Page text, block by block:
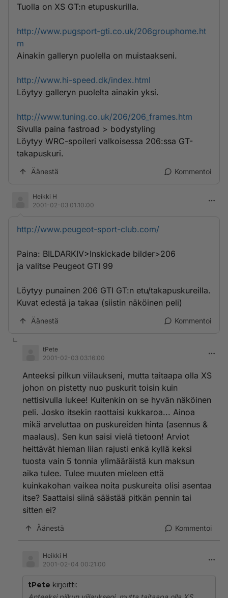
Tuolla on XS GT:n etupuskurilla.
http://www.pugsport-gti.co.uk/206grouphome.ht
m
Ainakin galleryn puolella on muistaakseni.
http://www.hi-speed.dk/index.html
Löytyy galleryn puolelta ainakin yksi.
http://www.tuning.co.uk/206/206_frames.htm
Sivulla paina fastroad > bodystyling
Löytyy WRC-spoileri valkoisessa 206:ssa GT-
takapuskuri.
Äänestä Kommentoi
Heikki H
2001-02-03 01:10:00
http://www.peugeot-sport-club.com/
Paina: BILDARKIV>Inskickade bilder>206
ja valitse Peugeot GTI 99
Löytyy punainen 206 GTI GT:n etu/takapuskureilla.
Kuvat edestä ja takaa (siistin näköinen peli)
Äänestä Kommentoi
tPete
2001-02-03 03:16:00
Anteeksi pilkun viilaukseni, mutta taitaapa olla XS
johon on pistetty nuo puskurit toisin kuin
nettisivulla lukee! Kuitenkin on se hyvän näköinen
peli. Josko itsekin raottaisi kukkaroa... Ainoa
mikä arveluttaa on puskureiden hinta (asennus &
maalaus). Sen kun saisi vielä tietoon! Arviot
heittävät hieman liian rajusti enkä kyllä keksi
tuosta vain 5 tonnia ylimääräistä kun maksun
aika tulee. Tulee muuten mieleen että
kuinkakohan vaikea noita puskureita olisi asentaa
itse? Saattaisi siinä säästää pitkän pennin tai
sitten ei?
Äänestä Kommentoi
Heikki H
2001-02-04 00:21:00
tPete kirjoitti: